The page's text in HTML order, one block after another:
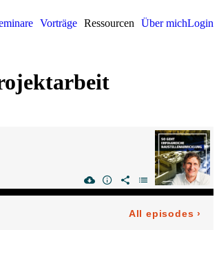
Vorträge Ressourcen Über michLogin